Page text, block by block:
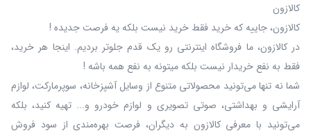
کالازون
کالازون، جاییه که خرید فقط خرید نیست بلکه یه فرصت جدیده !
در کالازون، ما فروشگاه اینترنتی رو یک قدم جلوتر بردیم. اینجا هر خرید،
فقط به نفع خریدار نیست بلکه میتونه به نفع همه باشه !
شما نه‌ تنها می‌تونید محصولاتی متنوع از وسایل آشپزخانه، سوپرمارکت، لوازم
آرایشی و بهداشتی، صوتی تصویری و لوازم خودرو و... تهیه کنید، بلکه
می‌تونید با معرفی کالازون به دیگران، فرصت بهره‌مندی از سود فروش